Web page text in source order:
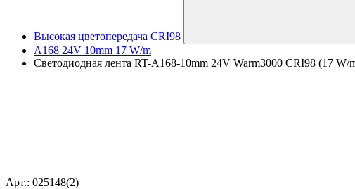
Высокая цветопередача CRI98
A168 24V 10mm 17 W/m
Светодиодная лента RT-A168-10mm 24V Warm3000 CRI98 (17
Арт.: 025148(2)